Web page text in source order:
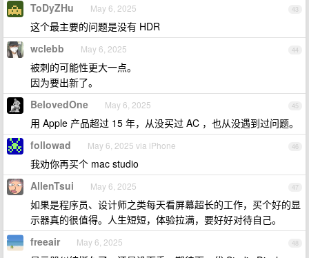
43
ToDyZHu May 6, 2025
这个最主要的问题是没有 HDR
44
wclebb May 6, 2025
被刺的可能性更大一点。
因为要出新了。
45
BelovedOne May 6, 2025
用 Apple 产品超过 15 年，从没买过 AC ，也从没遇到过问题。
46
followad May 6, 2025 via iPhone
我劝你再买个 mac studio
47
AllenTsui May 6, 2025
如果是程序员、设计师之类每天看屏幕超长的工作，买个好的显
示器真的很值得。人生短短，体验拉满，要好好对待自己。
48
freeair May 6, 2025